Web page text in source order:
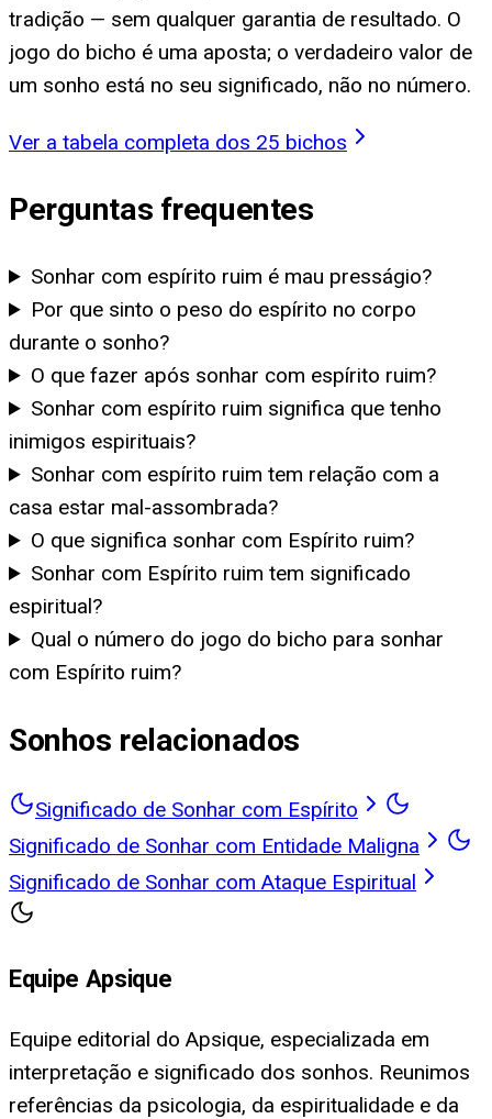
tradição — sem qualquer garantia de resultado. O
jogo do bicho é uma aposta; o verdadeiro valor de
um sonho está no seu significado, não no número.
Ver a tabela completa dos 25 bichos
Perguntas frequentes
Sonhar com espírito ruim é mau presságio?
Por que sinto o peso do espírito no corpo
durante o sonho?
O que fazer após sonhar com espírito ruim?
Sonhar com espírito ruim significa que tenho
inimigos espirituais?
Sonhar com espírito ruim tem relação com a
casa estar mal-assombrada?
O que significa sonhar com Espírito ruim?
Sonhar com Espírito ruim tem significado
espiritual?
Qual o número do jogo do bicho para sonhar
com Espírito ruim?
Sonhos relacionados
Significado de Sonhar com Espírito
Significado de Sonhar com Entidade Maligna
Significado de Sonhar com Ataque Espiritual
Equipe Apsique
Equipe editorial do Apsique, especializada em
interpretação e significado dos sonhos. Reunimos
referências da psicologia, da espiritualidade e da